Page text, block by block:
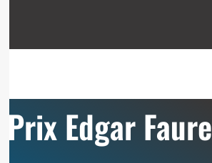
Prix Edgar Faure